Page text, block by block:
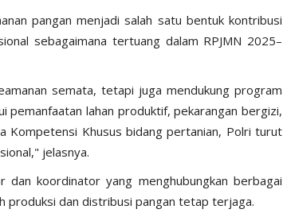
pangan menjadi salah satu bentuk kontribusi
sebagaimana tertuang dalam RPJMN 2025–
semata, tetapi juga mendukung program
pemanfaatan lahan produktif, pekarangan bergizi,
Kompetensi Khusus bidang pertanian, Polri turut
jelasnya.
koordinator yang menghubungkan berbagai
produksi dan distribusi pangan tetap terjaga.